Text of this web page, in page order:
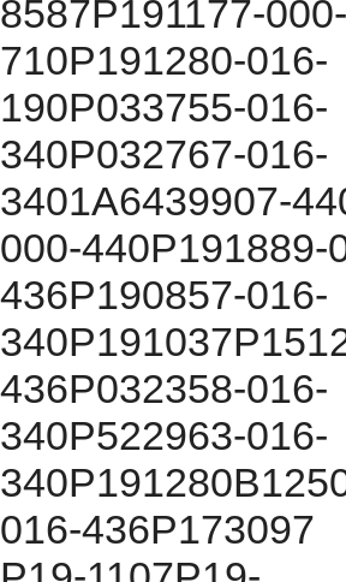
8587P191177-000-
710P191280-016-
190P033755-016-
340P032767-016-
3401A6439907-
000-440P191889-
436P190857-016-
436P032358-016-
340P522963-016-
016-436P173097